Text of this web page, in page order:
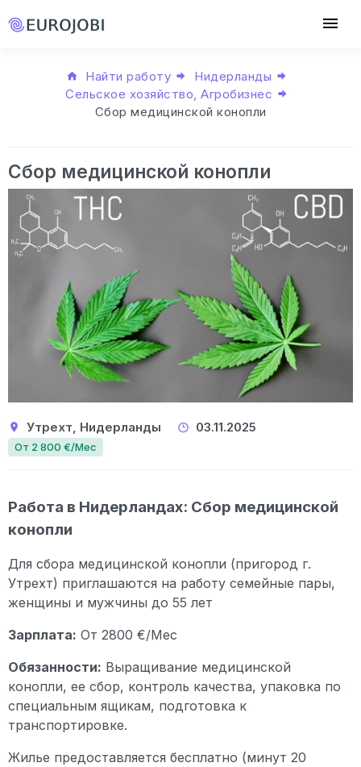
Найти работу
Нидерланды
Сельское хозяйство, Агробизнес
Сбор медицинской конопли
Сбор медицинской конопли
Утрехт, Нидерланды 03.11.2025
От 2 800 €/Мес
Работа в Нидерландах: Сбор медицинской
конопли
Для сбора медицинской конопли (пригород г.
Утрехт) приглашаются на работу семейные пары,
женщины и мужчины до 55 лет
Зарплата: От 2800 €/Мес
Обязанности: Выращивание медицинской
конопли, ее сбор, контроль качества, упаковка по
специальным ящикам, подготовка к
транспортировке.
Жилье предоставляется бесплатно (минут 20